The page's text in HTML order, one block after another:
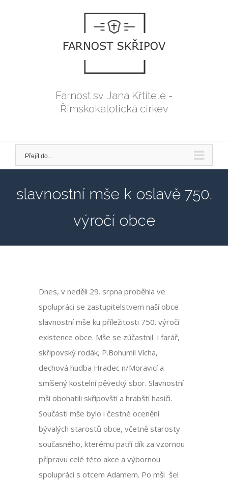
Farnost sv. Jana Křtitele -
Římskokatolická církev
Přejít do...
slavnostní mše k oslavě 750.
výročí obce
Dnes, v neděli 29. srpna proběhla ve
spolupráci se zastupitelstvem naší obce
slavnostní mše ku příležitosti 750. výročí
existence obce. Mše se zúčastnil i farář,
skřipovský rodák, P.Bohumil Vícha,
dechová hudba Hradec n/Moravicí a
smíšený kostelní pěvecký sbor. Slavnostní
mši obohatili skřipovští a hrabští hasiči.
Součásti mše bylo i čestné ocenění
bývalých starostů obce, včetně starosty
současného, kterému patří dík za vzornou
přípravu celé této akce a výbornou
spolupráci s otcem Adamem. Po mši šel